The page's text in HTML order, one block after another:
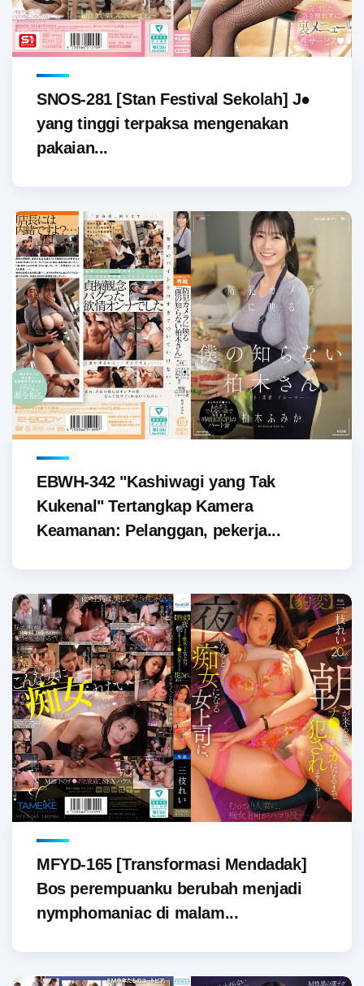
SNOS-281 [Stan Festival Sekolah] J●
yang tinggi terpaksa mengenakan
pakaian...
EBWH-342 "Kashiwagi yang Tak
Kukenal" Tertangkap Kamera
Keamanan: Pelanggan, pekerja...
MFYD-165 [Transformasi Mendadak]
Bos perempuanku berubah menjadi
nymphomaniac di malam...